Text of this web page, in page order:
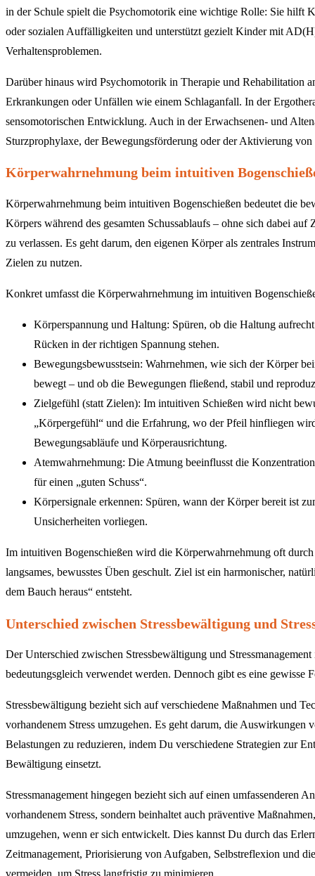
in der Schule spielt die Psychomotorik eine wichtige Rolle: Sie hilft
oder sozialen Auffälligkeiten und unterstützt gezielt Kinder mit
Verhaltensproblemen.
Darüber hinaus wird Psychomotorik in Therapie und Rehabilitation
Erkrankungen oder Unfällen wie einem Schlaganfall. In der
sensomotorischen Entwicklung. Auch in der Erwachsenen- und
Sturzprophylaxe, der Bewegungsförderung oder der Aktivierung
Körperwahrnehmung beim intuitiven
Körperwahrnehmung beim intuitiven Bogenschießen bedeutet die
Körpers während des gesamten Schussablaufs – ohne sich dabei
zu verlassen. Es geht darum, den eigenen Körper als zentrales
Zielen zu nutzen.
Konkret umfasst die Körperwahrnehmung im intuitiven
Körperspannung und Haltung: Spüren, ob die Haltung
Rücken in der richtigen Spannung stehen.
Bewegungsbewusstsein: Wahrnehmen, wie sich der Körper
bewegt – und ob die Bewegungen fließend, stabil und
Zielgefühl (statt Zielen): Im intuitiven Schießen wird nicht
„Körpergefühl“ und die Erfahrung, wo der Pfeil hinfliegen
Bewegungsabläufe und Körperausrichtung.
Atemwahrnehmung: Die Atmung beeinflusst die
für einen „guten Schuss“.
Körpersignale erkennen: Spüren, wann der Körper bereit ist
Unsicherheiten vorliegen.
Im intuitiven Bogenschießen wird die Körperwahrnehmung oft
langsames, bewusstes Üben geschult. Ziel ist ein harmonischer,
dem Bauch heraus“ entsteht.
Unterschied zwischen Stressbewältigung und
Der Unterschied zwischen Stressbewältigung und
bedeutungsgleich verwendet werden. Dennoch gibt es eine gewisse
Stressbewältigung bezieht sich auf verschiedene Maßnahmen und
vorhandenem Stress umzugehen. Es geht darum, die Auswirkungen
Belastungen zu reduzieren, indem Du verschiedene Strategien zur
Bewältigung einsetzt.
Stressmanagement hingegen bezieht sich auf einen umfassenderen
vorhandenem Stress, sondern beinhaltet auch präventive
umzugehen, wenn er sich entwickelt. Dies kannst Du durch das
Zeitmanagement, Priorisierung von Aufgaben, Selbstreflexion und